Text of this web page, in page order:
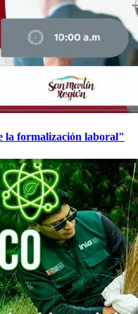
la formalización laboral"